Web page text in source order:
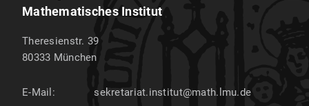
Mathematisches Institut
Theresienstr. 39
80333 München
E-Mail: sekretariat.institut@math.lmu.de